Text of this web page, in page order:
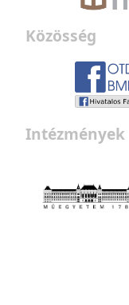
Közösség
Intézmények